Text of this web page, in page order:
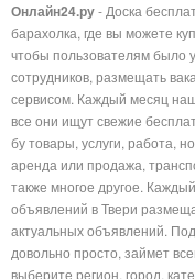
Онлайн24.ру- Доска
барахолка, где вы можете
чтобы пользователям было
сотрудников, размещать
сервисом. Каждый месяц
все они ищут свежие
бу товары, услуги, работа,
аренда или продажа,
также многое другое.
объявлений в Твери
актуальных объявлений.
довольно просто, займет
выберите регион, город,